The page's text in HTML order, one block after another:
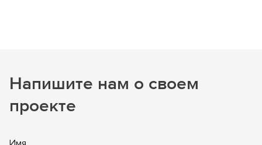
Напишите нам о своем
проекте